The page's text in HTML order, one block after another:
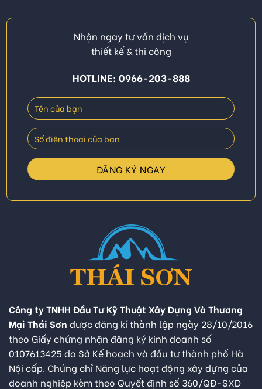
Nhận ngay tư vấn dịch vụ
thiết kế & thi công
HOTLINE: 0966-203-888
Công ty TNHH Đầu Tư Kỹ Thuật Xây Dựng Và Thương
Mại Thái Sơn được đăng kí thành lập ngày 28/10/2016
theo Giấy chứng nhận đăng ký kinh doanh số
0107613425 do Sở Kế hoạch và đầu tư thành phố Hà
Nội cấp. Chứng chỉ Năng lực hoạt động xây dựng của
doanh nghiệp kèm theo Quyết định số 360/QĐ-SXD